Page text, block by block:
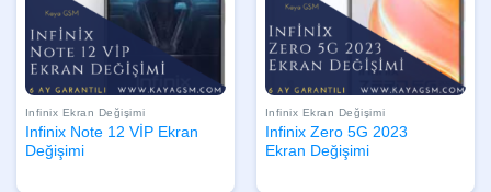
Infinix Ekran Değişimi
Infinix Note 12 VİP Ekran
Değişimi
Infinix Ekran Değişimi
Infinix Zero 5G 2023
Ekran Değişimi